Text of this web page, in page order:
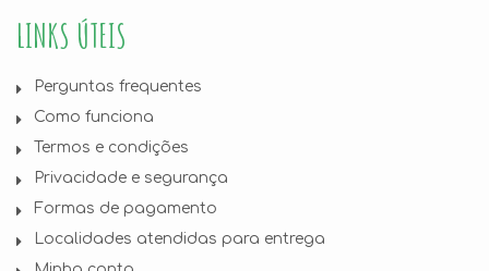
LINKS ÚTEIS
Perguntas frequentes
Como funciona
Termos e condições
Privacidade e segurança
Formas de pagamento
Localidades atendidas para entrega